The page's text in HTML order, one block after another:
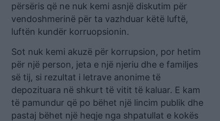
përsëris që ne nuk kemi asnjë diskutim për
vendoshmerinë për ta vazhduar këtë luftë,
luftën kundër korruopsionin.
Sot nuk kemi akuzë për korrupsion, por hetim
për një person, jeta e një njeriu dhe e familjes
së tij, si rezultat i letrave anonime të
depozituara në shkurt të vitit të kaluar. E kam
të pamundur që po bëhet një lincim publik dhe
pastaj bëhet një heqje nga shpatullat e kokës